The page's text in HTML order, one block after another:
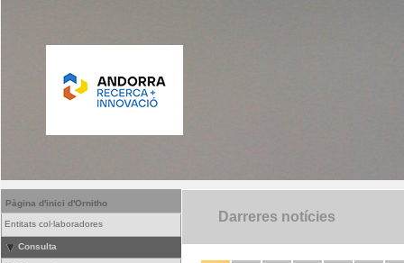
Pàgina d'inici d'Ornitho
Entitats col·laboradores
Consulta
Darreres notícies